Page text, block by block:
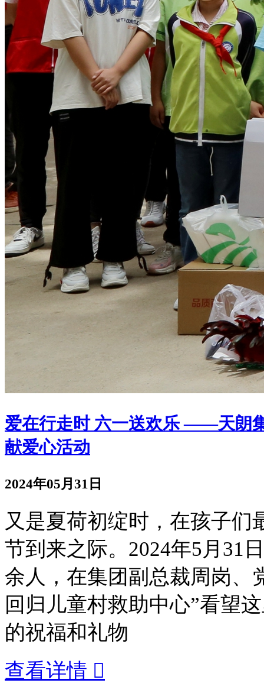
爱在行走时 六一送欢乐 ——天朗
献爱心活动
2024年05月31日
又是夏荷初绽时，在孩子
节到来之际。2024年5月31
余人，在集团副总裁周岗、
回归儿童村救助中心”看望
的祝福和礼物
查看详情 